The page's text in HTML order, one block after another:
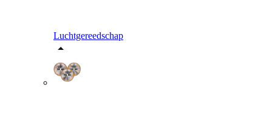
Luchtgereedschap